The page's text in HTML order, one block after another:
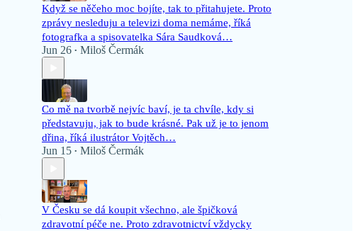
Když se něčeho moc bojíte, tak to přitahujete. Proto
zprávy nesleduju a televizi doma nemáme, říká
fotografka a spisovatelka Sára Saudková…
Jun 26 • Miloš Čermák
Co mě na tvorbě nejvíc baví, je ta chvíle, kdy si
představuju, jak to bude krásné. Pak už je to jenom
dřina, říká ilustrátor Vojtěch…
Jun 15 • Miloš Čermák
V Česku se dá koupit všechno, ale špičková
zdravotní péče ne. Proto zdravotnictví vždycky